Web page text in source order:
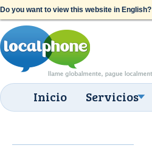
Do you want to view this website in English?
Inicio Servicios